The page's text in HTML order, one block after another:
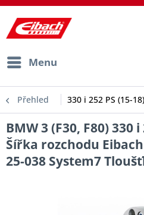
Menu
Přehled 330 i 252 PS (15-18)
BMW 3 (F30, F80) 330 i
Šířka rozchodu
25-038 System7